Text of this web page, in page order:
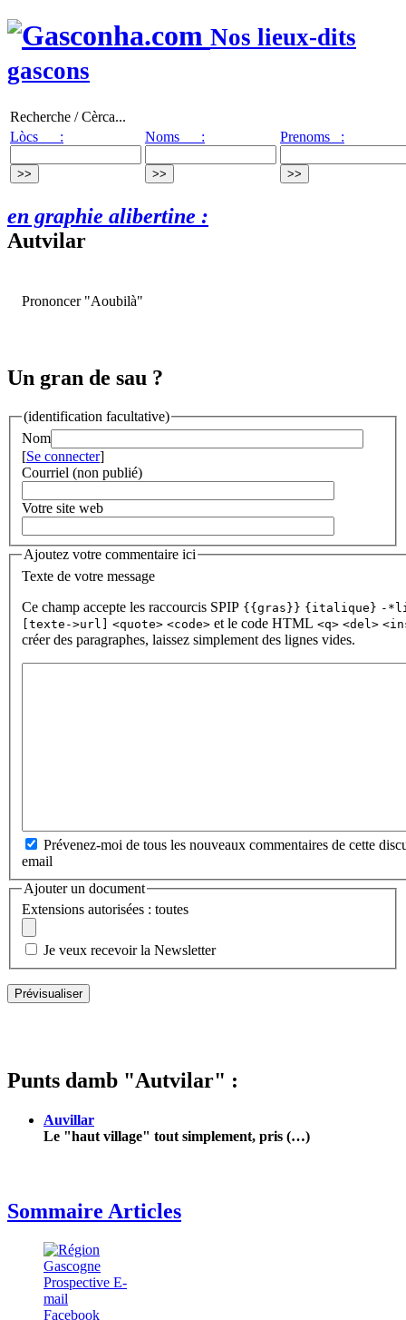
Nos lieux-dits
gascons
Recherche / Cèrca...
Lòcs :
Noms : Prenoms :
en graphie alibertine :
Autvilar
Prononcer "Aoubilà"
Un gran de sau ?
(identification facultative)
Nom
[Se connecter]
Courriel (non publié)
Votre site web
Ajoutez votre commentaire ici
Texte de votre message
Ce champ accepte les raccourcis SPIP {{gras}} {italique} -
[texte->url] <quote> <code> et le code HTML <q> <del>
créer des paragraphes, laissez simplement des lignes vides.
Prévenez-moi de tous les nouveaux commentaires de cette
email
Ajouter un document
Extensions autorisées : toutes
Je veux recevoir la Newsletter
Punts damb "Autvilar" :
Auvillar
Le "haut village" tout simplement, pris (…)
Sommaire Articles